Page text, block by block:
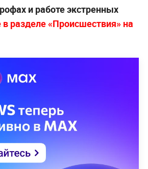
и работе экстренных
в разделе «Происшествия» на